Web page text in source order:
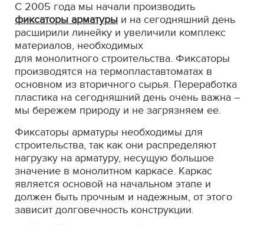
С 2005 года мы начали производить
фиксаторы арматуры и на сегодняшний день
расширили линейку и увеличили комплекс
материалов, необходимых
для монолитного строительства. Фиксаторы
производятся на термопластавтоматах в
основном из вторичного сырья. Переработка
пластика на сегодняшний день очень важна –
мы бережем природу и не загрязняем ее.
Фиксаторы арматуры необходимы для
строительства, так как они распределяют
нагрузку на арматуру, несущую большое
значение в монолитном каркасе. Каркас
является основой на начальном этапе и
должен быть прочным и надежным, от этого
зависит долговечность конструкции.